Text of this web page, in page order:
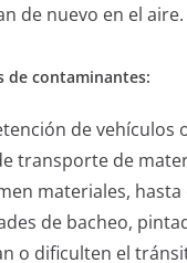
de nuevo en el aire.
de contaminantes:
de
transporte de
materiales,
de bacheo,
o dificulten el